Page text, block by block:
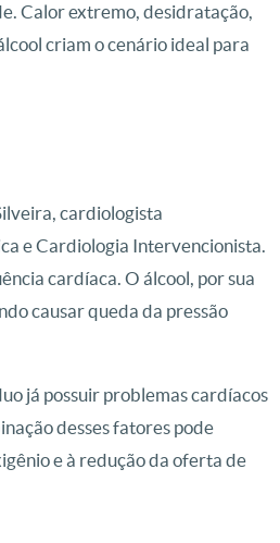
Calor extremo, desidratação,
criam o cenário ideal para
cardiologista
e Cardiologia Intervencionista.
cardíaca. O álcool, por sua
causar queda da pressão
já possuir problemas cardíacos
desses fatores pode
e à redução da oferta de